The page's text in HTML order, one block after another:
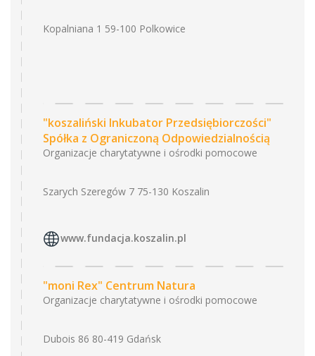
Kopalniana 1 59-100 Polkowice
"koszaliński Inkubator Przedsiębiorczości"
Spółka z Ograniczoną Odpowiedzialnością
Organizacje charytatywne i ośrodki pomocowe
Szarych Szeregów 7 75-130 Koszalin
www.fundacja.koszalin.pl
"moni Rex" Centrum Natura
Organizacje charytatywne i ośrodki pomocowe
Dubois 86 80-419 Gdańsk